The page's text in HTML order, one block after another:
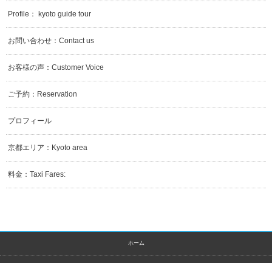
Profile： kyoto guide tour
お問い合わせ：Contact us
お客様の声：Customer Voice
ご予約：Reservation
プロフィール
京都エリア：Kyoto area
料金：Taxi Fares:
ホーム